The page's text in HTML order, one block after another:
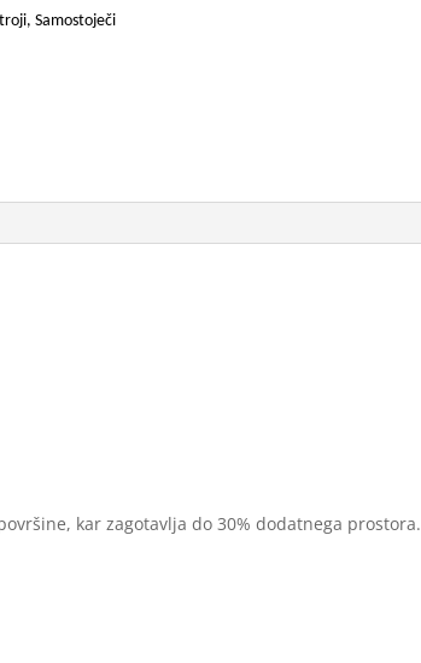
, Samostoječi
kar zagotavlja do 30% dodatnega prostora.